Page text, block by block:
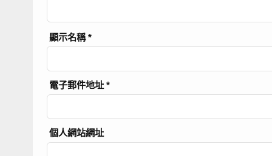
顯示名稱*
電子郵件地址*
個人網站網址